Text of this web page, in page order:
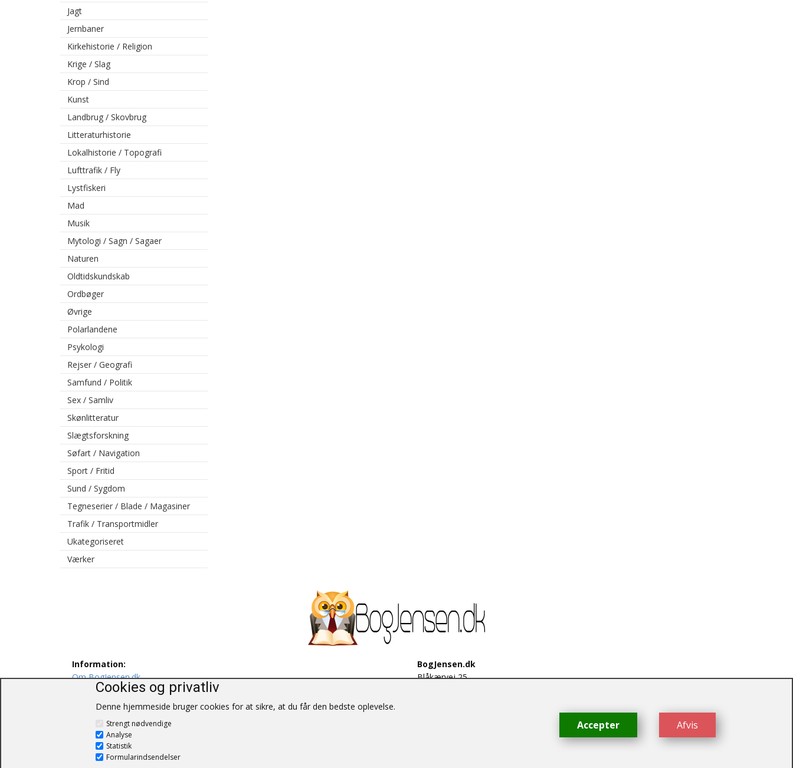
Jagt
Jernbaner
Kirkehistorie / Religion
Krige / Slag
Krop / Sind
Kunst
Landbrug / Skovbrug
Litteraturhistorie
Lokalhistorie / Topografi
Lufttrafik / Fly
Lystfiskeri
Mad
Musik
Mytologi / Sagn / Sagaer
Naturen
Oldtidskundskab
Ordbøger
Øvrige
Polarlandene
Psykologi
Rejser / Geografi
Samfund / Politik
Sex / Samliv
Skønlitteratur
Slægtsforskning
Søfart / Navigation
Sport / Fritid
Sund / Sygdom
Tegneserier / Blade / Magasiner
Trafik / Transportmidler
Ukategoriseret
Værker
Information:
Om BogJensen.dk
Levering
Persondatapolitik
Salgs og leveringsbetingelser
Kontakt os
BogJensen.dk
Blåkærvej 25
Cookies og privatliv
Denne hjemmeside bruger cookies for at sikre, at du får den bedste oplevelse.
Strengt nødvendige
Analyse
Statistik
Formularindsendelser
Afvis
Accepter